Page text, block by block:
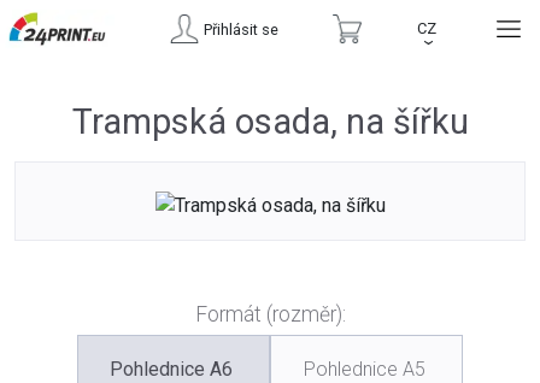
Přihlásit se CZ
›
Trampská osada, na šířku
Formát (rozměr):
Pohlednice A6 Pohlednice A5